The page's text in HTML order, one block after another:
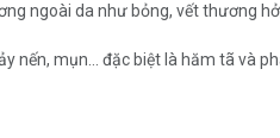
ngoài da như bỏng, vết thương
nến, mụn... đặc biệt là hăm tã và